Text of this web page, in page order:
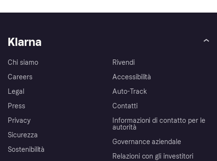
Klarna
Chi siamo
Careers
Legal
Press
Privacy
Sicurezza
Sostenibilità
Rivendi
Accessibilità
Auto-Track
Contatti
Informazioni di contatto per le
autorità
Governance aziendale
Relazioni con gli investitori